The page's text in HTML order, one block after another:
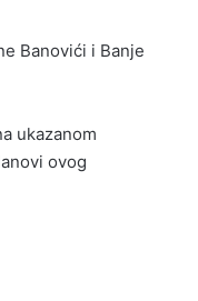
Banovići i Banje
ukazanom
ovog